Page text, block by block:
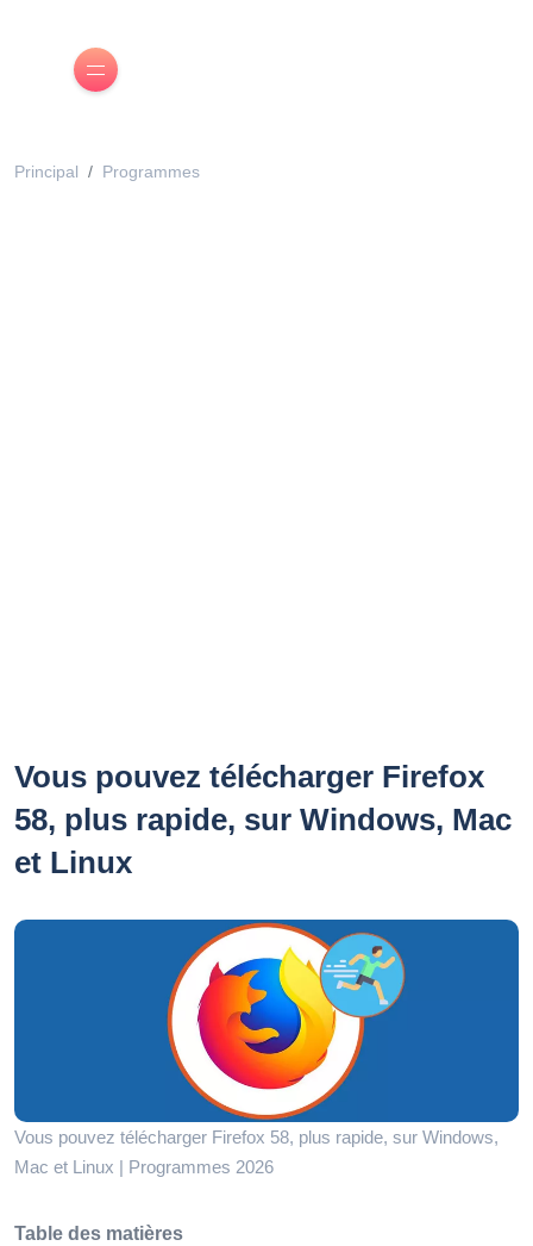
Principal Programmes
Vous pouvez télécharger Firefox
58, plus rapide, sur Windows, Mac
et Linux
Vous pouvez télécharger Firefox 58, plus rapide, sur Windows,
Mac et Linux | Programmes 2026
Table des matières